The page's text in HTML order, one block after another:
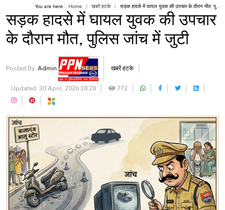
You are here : Home खबरें हटके सड़क हादसे में घायल युवक की उपचार के दौरान मौत, पु...
सड़क हादसे में घायल युवक की उपचार
के दौरान मौत, पुलिस जांच में जुटी
Posted By: Admin खबरें हटके
Updated: 30 April, 2026 18:28 772